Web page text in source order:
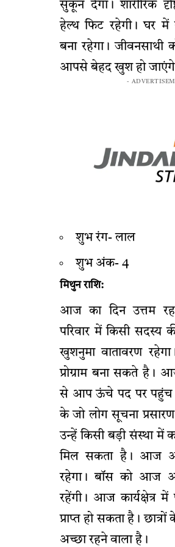
सुकून देगा। शारीरिक
हेल्थ फिट रहेगी। घर
बना रहेगा। जीवनसाथी
आपसे बेहद खुश हो
-
शुभ रंग- लाल
शुभ अंक- 4
मिथुन राशि:
आज का दिन उत्तम
परिवार में किसी सदस्य
खुशनुमा वातावरण
प्रोग्राम बना सकते है।
से आप ऊंचे पद पर पहुंच
के जो लोग सूचना
उन्हें किसी बड़ी संस्था में
मिल सकता है। आज
रहेगा। बॉस को आज
रहेंगी। आज कार्यक्षेत्र में
प्राप्त हो सकता है।
अच्छा रहने वाला है।